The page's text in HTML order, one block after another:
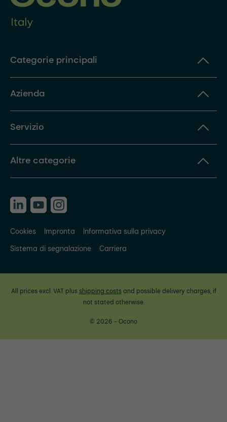
Categorie principali
Azienda
Servizio
Altre categorie
Cookies Impronta
Informativa sulla privacy
Sistema di segnalazione
Carriera
All prices excl. VAT plus shipping costsand possible delivery charges, if
not stated otherwise.
© 2026 - Ocono